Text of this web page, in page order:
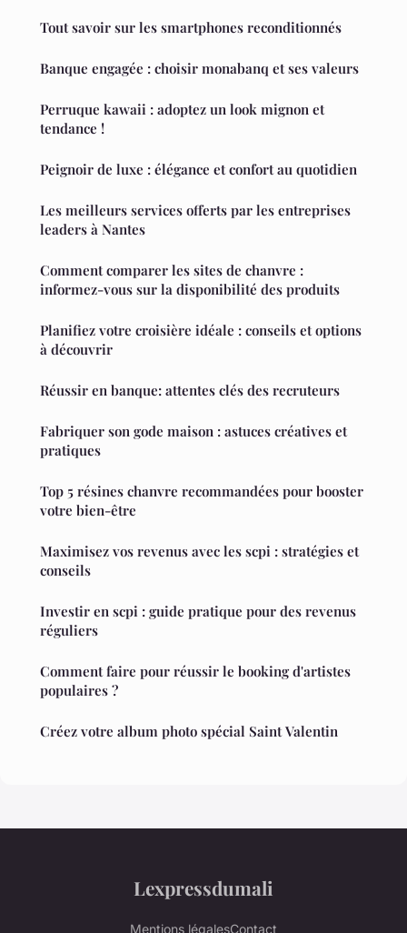
Tout savoir sur les smartphones reconditionnés
Banque engagée : choisir monabanq et ses valeurs
Perruque kawaii : adoptez un look mignon et
tendance !
Peignoir de luxe : élégance et confort au quotidien
Les meilleurs services offerts par les entreprises
leaders à Nantes
Comment comparer les sites de chanvre :
informez-vous sur la disponibilité des produits
Planifiez votre croisière idéale : conseils et options
à découvrir
Réussir en banque: attentes clés des recruteurs
Fabriquer son gode maison : astuces créatives et
pratiques
Top 5 résines chanvre recommandées pour booster
votre bien-être
Maximisez vos revenus avec les scpi : stratégies et
conseils
Investir en scpi : guide pratique pour des revenus
réguliers
Comment faire pour réussir le booking d'artistes
populaires ?
Créez votre album photo spécial Saint Valentin
Lexpressdumali
Mentions légalesContact